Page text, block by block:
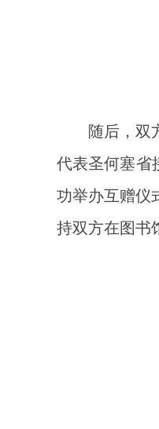
随后，双
代表圣何塞省
功举办互赠仪
持双方在图书